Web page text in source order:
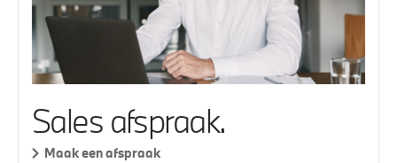
Sales afspraak.
Maak een afspraak